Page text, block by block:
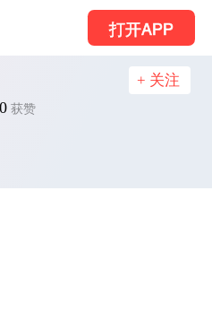
打开APP
0 获赞
+ 关注